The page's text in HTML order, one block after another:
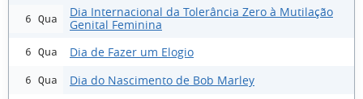
6 Qua
Dia Internacional da Tolerância Zero à Mutilação
Genital Feminina
6 Qua Dia de Fazer um Elogio
6 Qua Dia do Nascimento de Bob Marley